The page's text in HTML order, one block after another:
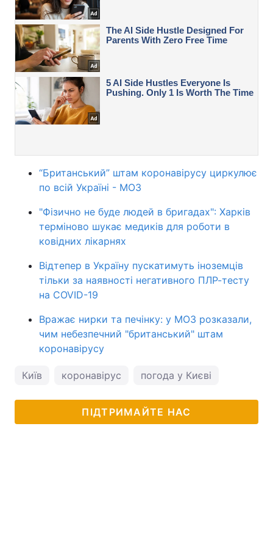
“Британський” штам коронавірусу циркулює
по всій Україні - МОЗ
"Фізично не буде людей в бригадах": Харків
терміново шукає медиків для роботи в
ковідних лікарнях
Відтепер в Україну пускатимуть іноземців
тільки за наявності негативного ПЛР-тесту
на COVID-19
Вражає нирки та печінку: у МОЗ розказали,
чим небезпечний "британський" штам
коронавірусу
Київ коронавірус погода у Києві
ПІДТРИМАЙТЕ НАС